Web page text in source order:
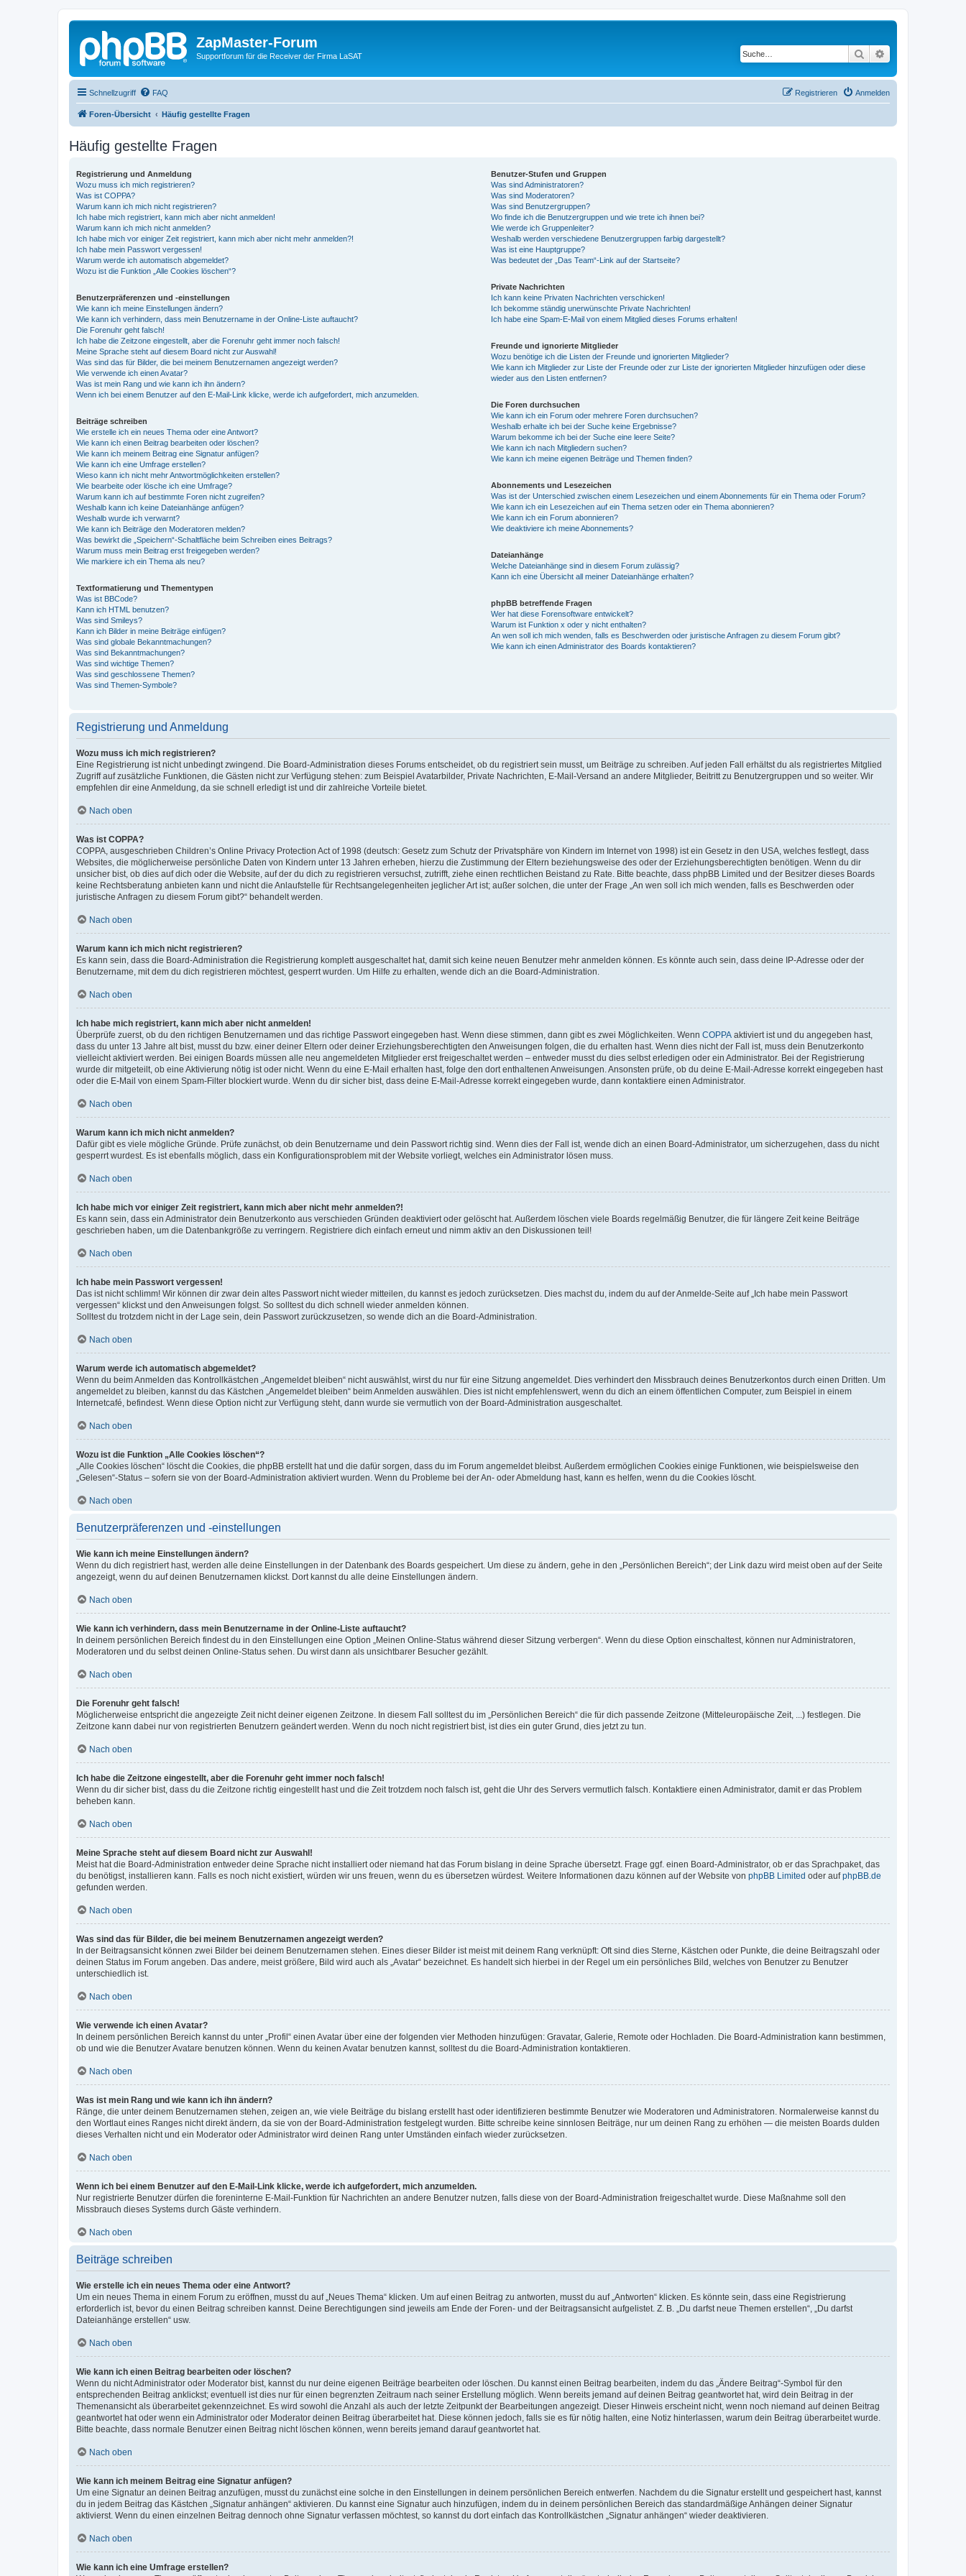
ZapMaster-Forum
Supportforum für die Receiver der Firma LaSAT Suche
Schnellzugriff FAQ Anmelden
Registrieren
Foren-Übersicht Häufig gestellte Fragen
Häufig gestellte Fragen
Registrierung und Anmeldung
Wozu muss ich mich registrieren?
Was ist COPPA?
Warum kann ich mich nicht registrieren?
Ich habe mich registriert, kann mich aber nicht anmelden!
Warum kann ich mich nicht anmelden?
Ich habe mich vor einiger Zeit registriert, kann mich aber nicht mehr anmelden?!
Ich habe mein Passwort vergessen!
Warum werde ich automatisch abgemeldet?
Wozu ist die Funktion „Alle Cookies löschen“?
Benutzerpräferenzen und -einstellungen
Wie kann ich meine Einstellungen ändern?
Wie kann ich verhindern, dass mein Benutzername in der Online-Liste auftaucht?
Die Forenuhr geht falsch!
Ich habe die Zeitzone eingestellt, aber die Forenuhr geht immer noch falsch!
Meine Sprache steht auf diesem Board nicht zur Auswahl!
Was sind das für Bilder, die bei meinem Benutzernamen angezeigt werden?
Wie verwende ich einen Avatar?
Was ist mein Rang und wie kann ich ihn ändern?
Wenn ich bei einem Benutzer auf den E-Mail-Link klicke, werde ich aufgefordert, mich anzumelden.
Beiträge schreiben
Wie erstelle ich ein neues Thema oder eine Antwort?
Wie kann ich einen Beitrag bearbeiten oder löschen?
Wie kann ich meinem Beitrag eine Signatur anfügen?
Wie kann ich eine Umfrage erstellen?
Wieso kann ich nicht mehr Antwortmöglichkeiten erstellen?
Wie bearbeite oder lösche ich eine Umfrage?
Warum kann ich auf bestimmte Foren nicht zugreifen?
Weshalb kann ich keine Dateianhänge anfügen?
Weshalb wurde ich verwarnt?
Wie kann ich Beiträge den Moderatoren melden?
Was bewirkt die „Speichern“-Schaltfläche beim Schreiben eines Beitrags?
Warum muss mein Beitrag erst freigegeben werden?
Wie markiere ich ein Thema als neu?
Textformatierung und Thementypen
Was ist BBCode?
Kann ich HTML benutzen?
Was sind Smileys?
Kann ich Bilder in meine Beiträge einfügen?
Was sind globale Bekanntmachungen?
Was sind Bekanntmachungen?
Was sind wichtige Themen?
Was sind geschlossene Themen?
Was sind Themen-Symbole?
Benutzer-Stufen und Gruppen
Was sind Administratoren?
Was sind Moderatoren?
Was sind Benutzergruppen?
Wo finde ich die Benutzergruppen und wie trete ich ihnen bei?
Wie werde ich Gruppenleiter?
Weshalb werden verschiedene Benutzergruppen farbig dargestellt?
Was ist eine Hauptgruppe?
Was bedeutet der „Das Team“-Link auf der Startseite?
Private Nachrichten
Ich kann keine Privaten Nachrichten verschicken!
Ich bekomme ständig unerwünschte Private Nachrichten!
Ich habe eine Spam-E-Mail von einem Mitglied dieses Forums erhalten!
Freunde und ignorierte Mitglieder
Wozu benötige ich die Listen der Freunde und ignorierten Mitglieder?
Wie kann ich Mitglieder zur Liste der Freunde oder zur Liste der ignorierten Mitglieder hinzufügen oder diese
wieder aus den Listen entfernen?
Die Foren durchsuchen
Wie kann ich ein Forum oder mehrere Foren durchsuchen?
Weshalb erhalte ich bei der Suche keine Ergebnisse?
Warum bekomme ich bei der Suche eine leere Seite?
Wie kann ich nach Mitgliedern suchen?
Wie kann ich meine eigenen Beiträge und Themen finden?
Abonnements und Lesezeichen
Was ist der Unterschied zwischen einem Lesezeichen und einem Abonnements für ein Thema oder Forum?
Wie kann ich ein Lesezeichen auf ein Thema setzen oder ein Thema abonnieren?
Wie kann ich ein Forum abonnieren?
Wie deaktiviere ich meine Abonnements?
Dateianhänge
Welche Dateianhänge sind in diesem Forum zulässig?
Kann ich eine Übersicht all meiner Dateianhänge erhalten?
phpBB betreffende Fragen
Wer hat diese Forensoftware entwickelt?
Warum ist Funktion x oder y nicht enthalten?
An wen soll ich mich wenden, falls es Beschwerden oder juristische Anfragen zu diesem Forum gibt?
Wie kann ich einen Administrator des Boards kontaktieren?
Registrierung und Anmeldung
Wozu muss ich mich registrieren?
Eine Registrierung ist nicht unbedingt zwingend. Die Board-Administration dieses Forums entscheidet, ob du registriert sein musst, um Beiträge zu schreiben. Auf jeden Fall erhältst du als registriertes Mitglied
Zugriff auf zusätzliche Funktionen, die Gästen nicht zur Verfügung stehen: zum Beispiel Avatarbilder, Private Nachrichten, E-Mail-Versand an andere Mitglieder, Beitritt zu Benutzergruppen und so weiter. Wir
empfehlen dir eine Anmeldung, da sie schnell erledigt ist und dir zahlreiche Vorteile bietet.
Nach oben
Was ist COPPA?
COPPA, ausgeschrieben Children’s Online Privacy Protection Act of 1998 (deutsch: Gesetz zum Schutz der Privatsphäre von Kindern im Internet von 1998) ist ein Gesetz in den USA, welches festlegt, dass
Websites, die möglicherweise persönliche Daten von Kindern unter 13 Jahren erheben, hierzu die Zustimmung der Eltern beziehungsweise des oder der Erziehungsberechtigten benötigen. Wenn du dir
unsicher bist, ob dies auf dich oder die Website, auf der du dich zu registrieren versuchst, zutrifft, ziehe einen rechtlichen Beistand zu Rate. Bitte beachte, dass phpBB Limited und der Besitzer dieses Boards
keine Rechtsberatung anbieten kann und nicht die Anlaufstelle für Rechtsangelegenheiten jeglicher Art ist; außer solchen, die unter der Frage „An wen soll ich mich wenden, falls es Beschwerden oder
juristische Anfragen zu diesem Forum gibt?“ behandelt werden.
Nach oben
Warum kann ich mich nicht registrieren?
Es kann sein, dass die Board-Administration die Registrierung komplett ausgeschaltet hat, damit sich keine neuen Benutzer mehr anmelden können. Es könnte auch sein, dass deine IP-Adresse oder der
Benutzername, mit dem du dich registrieren möchtest, gesperrt wurden. Um Hilfe zu erhalten, wende dich an die Board-Administration.
Nach oben
Ich habe mich registriert, kann mich aber nicht anmelden!
Überprüfe zuerst, ob du den richtigen Benutzernamen und das richtige Passwort eingegeben hast. Wenn diese stimmen, dann gibt es zwei Möglichkeiten. Wenn COPPA aktiviert ist und du angegeben hast,
dass du unter 13 Jahre alt bist, musst du bzw. einer deiner Eltern oder deiner Erziehungsberechtigten den Anweisungen folgen, die du erhalten hast. Wenn dies nicht der Fall ist, muss dein Benutzerkonto
vielleicht aktiviert werden. Bei einigen Boards müssen alle neu angemeldeten Mitglieder erst freigeschaltet werden – entweder musst du dies selbst erledigen oder ein Administrator. Bei der Registrierung
wurde dir mitgeteilt, ob eine Aktivierung nötig ist oder nicht. Wenn du eine E-Mail erhalten hast, folge den dort enthaltenen Anweisungen. Ansonsten prüfe, ob du deine E-Mail-Adresse korrekt eingegeben hast
oder die E-Mail von einem Spam-Filter blockiert wurde. Wenn du dir sicher bist, dass deine E-Mail-Adresse korrekt eingegeben wurde, dann kontaktiere einen Administrator.
Nach oben
Warum kann ich mich nicht anmelden?
Dafür gibt es viele mögliche Gründe. Prüfe zunächst, ob dein Benutzername und dein Passwort richtig sind. Wenn dies der Fall ist, wende dich an einen Board-Administrator, um sicherzugehen, dass du nicht
gesperrt wurdest. Es ist ebenfalls möglich, dass ein Konfigurationsproblem mit der Website vorliegt, welches ein Administrator lösen muss.
Nach oben
Ich habe mich vor einiger Zeit registriert, kann mich aber nicht mehr anmelden?!
Es kann sein, dass ein Administrator dein Benutzerkonto aus verschieden Gründen deaktiviert oder gelöscht hat. Außerdem löschen viele Boards regelmäßig Benutzer, die für längere Zeit keine Beiträge
geschrieben haben, um die Datenbankgröße zu verringern. Registriere dich einfach erneut und nimm aktiv an den Diskussionen teil!
Nach oben
Ich habe mein Passwort vergessen!
Das ist nicht schlimm! Wir können dir zwar dein altes Passwort nicht wieder mitteilen, du kannst es jedoch zurücksetzen. Dies machst du, indem du auf der Anmelde-Seite auf „Ich habe mein Passwort
vergessen“ klickst und den Anweisungen folgst. So solltest du dich schnell wieder anmelden können.
Solltest du trotzdem nicht in der Lage sein, dein Passwort zurückzusetzen, so wende dich an die Board-Administration.
Nach oben
Warum werde ich automatisch abgemeldet?
Wenn du beim Anmelden das Kontrollkästchen „Angemeldet bleiben“ nicht auswählst, wirst du nur für eine Sitzung angemeldet. Dies verhindert den Missbrauch deines Benutzerkontos durch einen Dritten. Um
angemeldet zu bleiben, kannst du das Kästchen „Angemeldet bleiben“ beim Anmelden auswählen. Dies ist nicht empfehlenswert, wenn du dich an einem öffentlichen Computer, zum Beispiel in einem
Internetcafé, befindest. Wenn diese Option nicht zur Verfügung steht, dann wurde sie vermutlich von der Board-Administration ausgeschaltet.
Nach oben
Wozu ist die Funktion „Alle Cookies löschen“?
„Alle Cookies löschen“ löscht die Cookies, die phpBB erstellt hat und die dafür sorgen, dass du im Forum angemeldet bleibst. Außerdem ermöglichen Cookies einige Funktionen, wie beispielsweise den
„Gelesen“-Status – sofern sie von der Board-Administration aktiviert wurden. Wenn du Probleme bei der An- oder Abmeldung hast, kann es helfen, wenn du die Cookies löscht.
Nach oben
Benutzerpräferenzen und -einstellungen
Wie kann ich meine Einstellungen ändern?
Wenn du dich registriert hast, werden alle deine Einstellungen in der Datenbank des Boards gespeichert. Um diese zu ändern, gehe in den „Persönlichen Bereich“; der Link dazu wird meist oben auf der Seite
angezeigt, wenn du auf deinen Benutzernamen klickst. Dort kannst du alle deine Einstellungen ändern.
Nach oben
Wie kann ich verhindern, dass mein Benutzername in der Online-Liste auftaucht?
In deinem persönlichen Bereich findest du in den Einstellungen eine Option „Meinen Online-Status während dieser Sitzung verbergen“. Wenn du diese Option einschaltest, können nur Administratoren,
Moderatoren und du selbst deinen Online-Status sehen. Du wirst dann als unsichtbarer Besucher gezählt.
Nach oben
Die Forenuhr geht falsch!
Möglicherweise entspricht die angezeigte Zeit nicht deiner eigenen Zeitzone. In diesem Fall solltest du im „Persönlichen Bereich“ die für dich passende Zeitzone (Mitteleuropäische Zeit, ...) festlegen. Die
Zeitzone kann dabei nur von registrierten Benutzern geändert werden. Wenn du noch nicht registriert bist, ist dies ein guter Grund, dies jetzt zu tun.
Nach oben
Ich habe die Zeitzone eingestellt, aber die Forenuhr geht immer noch falsch!
Wenn du dir sicher bist, dass du die Zeitzone richtig eingestellt hast und die Zeit trotzdem noch falsch ist, geht die Uhr des Servers vermutlich falsch. Kontaktiere einen Administrator, damit er das Problem
beheben kann.
Nach oben
Meine Sprache steht auf diesem Board nicht zur Auswahl!
Meist hat die Board-Administration entweder deine Sprache nicht installiert oder niemand hat das Forum bislang in deine Sprache übersetzt. Frage ggf. einen Board-Administrator, ob er das Sprachpaket, das
du benötigst, installieren kann. Falls es noch nicht existiert, würden wir uns freuen, wenn du es übersetzen würdest. Weitere Informationen dazu können auf der Website von phpBB Limited oder aufphpBB.de
gefunden werden.
Nach oben
Was sind das für Bilder, die bei meinem Benutzernamen angezeigt werden?
In der Beitragsansicht können zwei Bilder bei deinem Benutzernamen stehen. Eines dieser Bilder ist meist mit deinem Rang verknüpft: Oft sind dies Sterne, Kästchen oder Punkte, die deine Beitragszahl oder
deinen Status im Forum angeben. Das andere, meist größere, Bild wird auch als „Avatar“ bezeichnet. Es handelt sich hierbei in der Regel um ein persönliches Bild, welches von Benutzer zu Benutzer
unterschiedlich ist.
Nach oben
Wie verwende ich einen Avatar?
In deinem persönlichen Bereich kannst du unter „Profil“ einen Avatar über eine der folgenden vier Methoden hinzufügen: Gravatar, Galerie, Remote oder Hochladen. Die Board-Administration kann bestimmen,
ob und wie die Benutzer Avatare benutzen können. Wenn du keinen Avatar benutzen kannst, solltest du die Board-Administration kontaktieren.
Nach oben
Was ist mein Rang und wie kann ich ihn ändern?
Ränge, die unter deinem Benutzernamen stehen, zeigen an, wie viele Beiträge du bislang erstellt hast oder identifizieren bestimmte Benutzer wie Moderatoren und Administratoren. Normalerweise kannst du
den Wortlaut eines Ranges nicht direkt ändern, da sie von der Board-Administration festgelegt wurden. Bitte schreibe keine sinnlosen Beiträge, nur um deinen Rang zu erhöhen — die meisten Boards dulden
dieses Verhalten nicht und ein Moderator oder Administrator wird deinen Rang unter Umständen einfach wieder zurücksetzen.
Nach oben
Wenn ich bei einem Benutzer auf den E-Mail-Link klicke, werde ich aufgefordert, mich anzumelden.
Nur registrierte Benutzer dürfen die foreninterne E-Mail-Funktion für Nachrichten an andere Benutzer nutzen, falls diese von der Board-Administration freigeschaltet wurde. Diese Maßnahme soll den
Missbrauch dieses Systems durch Gäste verhindern.
Nach oben
Beiträge schreiben
Wie erstelle ich ein neues Thema oder eine Antwort?
Um ein neues Thema in einem Forum zu eröffnen, musst du auf „Neues Thema“ klicken. Um auf einen Beitrag zu antworten, musst du auf „Antworten“ klicken. Es könnte sein, dass eine Registrierung
erforderlich ist, bevor du einen Beitrag schreiben kannst. Deine Berechtigungen sind jeweils am Ende der Foren- und der Beitragsansicht aufgelistet. Z. B. „Du darfst neue Themen erstellen“, „Du darfst
Dateianhänge erstellen“ usw.
Nach oben
Wie kann ich einen Beitrag bearbeiten oder löschen?
Wenn du nicht Administrator oder Moderator bist, kannst du nur deine eigenen Beiträge bearbeiten oder löschen. Du kannst einen Beitrag bearbeiten, indem du das „Ändere Beitrag“-Symbol für den
entsprechenden Beitrag anklickst; eventuell ist dies nur für einen begrenzten Zeitraum nach seiner Erstellung möglich. Wenn bereits jemand auf deinen Beitrag geantwortet hat, wird dein Beitrag in der
Themenansicht als überarbeitet gekennzeichnet. Es wird sowohl die Anzahl als auch der letzte Zeitpunkt der Bearbeitungen angezeigt. Dieser Hinweis erscheint nicht, wenn noch niemand auf deinen Beitrag
geantwortet hat oder wenn ein Administrator oder Moderator deinen Beitrag überarbeitet hat. Diese können jedoch, falls sie es für nötig halten, eine Notiz hinterlassen, warum dein Beitrag überarbeitet wurde.
Bitte beachte, dass normale Benutzer einen Beitrag nicht löschen können, wenn bereits jemand darauf geantwortet hat.
Nach oben
Wie kann ich meinem Beitrag eine Signatur anfügen?
Um eine Signatur an deinen Beitrag anzufügen, musst du zunächst eine solche in den Einstellungen in deinem persönlichen Bereich entwerfen. Nachdem du die Signatur erstellt und gespeichert hast, kannst
du in jedem Beitrag das Kästchen „Signatur anhängen“ aktivieren. Du kannst eine Signatur auch hinzufügen, indem du in deinem persönlichen Bereich das standardmäßige Anhängen deiner Signatur
aktivierst. Wenn du einen einzelnen Beitrag dennoch ohne Signatur verfassen möchtest, so kannst du dort einfach das Kontrollkästchen „Signatur anhängen“ wieder deaktivieren.
Nach oben
Wie kann ich eine Umfrage erstellen?